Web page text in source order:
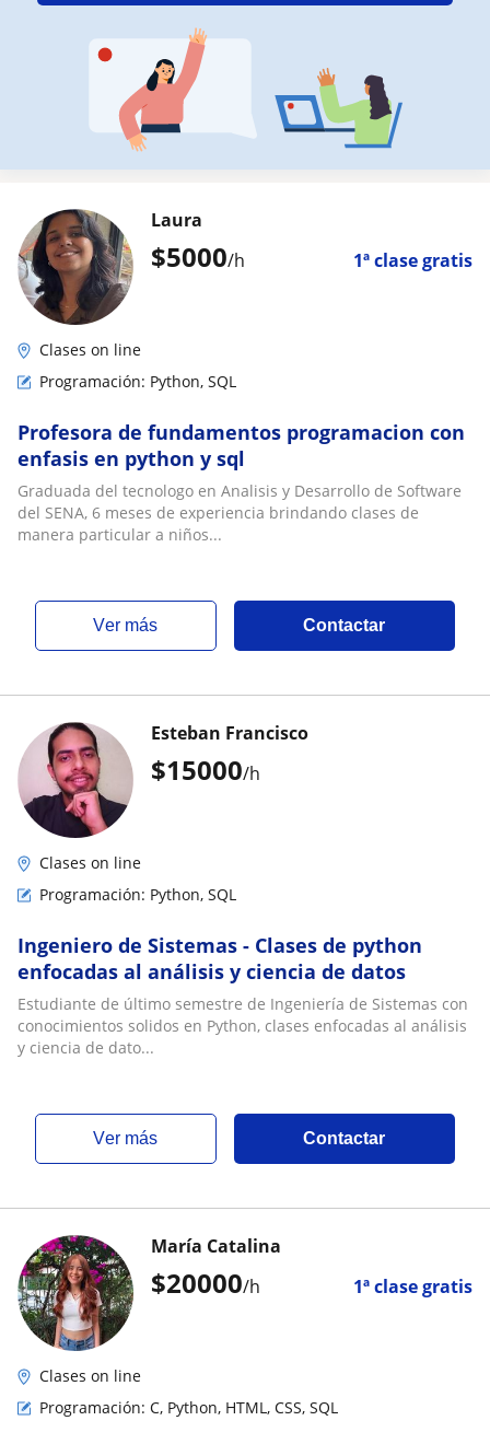
$5000/h 1ª clase gratis
Laura
Clases on line
Programación: Python, SQL
Profesora de fundamentos programacion con
enfasis en python y sql
Graduada del tecnologo en Analisis y Desarrollo de Software
del SENA, 6 meses de experiencia brindando clases de
manera particular a niños...
ver más Contactar
$15000/h
Esteban Francisco
Clases on line
Programación: Python, SQL
Ingeniero de Sistemas - Clases de python
enfocadas al análisis y ciencia de datos
Estudiante de último semestre de Ingeniería de Sistemas con
conocimientos solidos en Python, clases enfocadas al análisis
y ciencia de dato...
ver más Contactar
$20000/h 1ª clase gratis
María Catalina
Clases on line
Programación: C, Python, HTML, CSS, SQL